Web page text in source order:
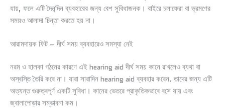
যায়, ফলে এটি দৈনন্দিন ব্যবহারের জন্য বেশ সুবিধাজনক। বাইরে চলাফেরা বা ভ্রমণের
সময়ও আলাদা চিন্তা করতে হয় না।
আরামদায়ক ফিট – দীর্ঘ সময় ব্যবহারেও সমস্যা নেই
নরম ও হালকা গঠনের কারণে এই hearing aid দীর্ঘ সময় কানে রাখলেও ব্যথা বা
অস্বস্তি তৈরি করে না। যারা সারাদিন hearing aid ব্যবহার করেন, তাদের জন্য এটি
অত্যন্ত গুরুত্বপূর্ণ একটি সুবিধা। কানের ভেতরে প্রাকৃতিকভাবে বসে যায় এবং
জ্বালাপোড়ার সম্ভাবনা কম।